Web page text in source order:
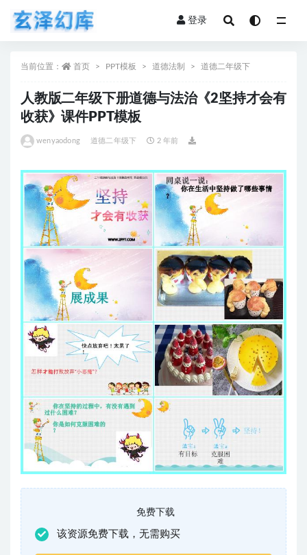
登录
当前位置： 首页 PPT模板 道德法制 道德二年级下
人教版二年级下册道德与法治《2坚持才会有
收获》课件PPT模板
wenyaodong 道德二年级下 2 年前
免费下载
该资源免费下载，无需购买